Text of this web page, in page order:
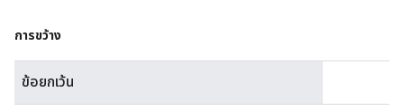
การขว้าง
ข้อยกเว้น